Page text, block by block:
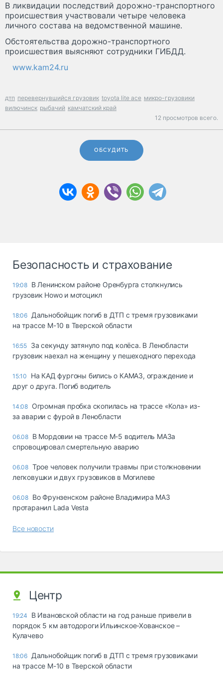
В ликвидации последствий дорожно-транспортного
происшествия участвовали четыре человека
личного состава на ведомственной машине.
Обстоятельства дорожно-транспортного
происшествия выясняют сотрудники ГИБДД.
www.kam24.ru
дтп перевернувшийся грузовик toyota lite ace микро-грузовики
вилючинск рыбачий камчатский край
12 просмотров всего.
ОБСУДИТЬ
Безопасность и страхование
19:08 В Ленинском районе Оренбурга столкнулись
грузовик Howo и мотоцикл
18:06 Дальнобойщик погиб в ДТП с тремя грузовиками
на трассе М-10 в Тверской области
16:55 За секунду затянуло под колёса. В Ленобласти
грузовик наехал на женщину у пешеходного перехода
15:10
На КАД фургоны бились о КАМАЗ, ограждение и
друг о друга. Погиб водитель
14:08 Огромная пробка скопилась на трассе «Кола» из-
за аварии с фурой в Ленобласти
06.08 В Мордовии на трассе М-5 водитель МАЗа
спровоцировал смертельную аварию
06.08 Трое человек получили травмы при столкновении
легковушки и двух грузовиков в Могилеве
06.08 Во Фрунзенском районе Владимира МАЗ
протаранил Lada Vesta
Все новости
Центр
19:24
В Ивановской области на год раньше привели в
порядок 5 км автодороги Ильинское-Хованское –
Кулачево
18:06 Дальнобойщик погиб в ДТП с тремя грузовиками
на трассе М-10 в Тверской области